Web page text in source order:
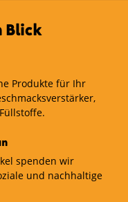
Blick
Produkte für Ihr
spenden wir
und nachhaltige